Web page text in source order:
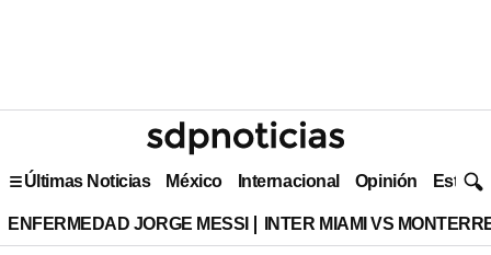
Últimas Noticias México Internacional Opinión Estilo
ENFERMEDAD JORGE MESSI INTER MIAMI VS